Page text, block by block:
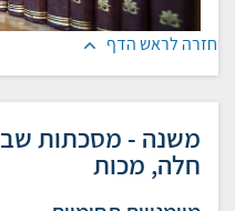
חזרה לראש הדף
משנה - מסכתות
חלה, מכות